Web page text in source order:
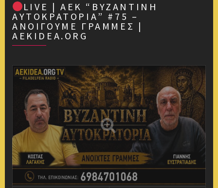
LIVE | ΑΕΚ “ΒΥΖΑΝΤΙΝΉ
ΑΥΤΟΚΡΑΤΟΡΊΑ” #75 –
ΑΝΟΊΓΟΥΜΕ ΓΡΑΜΜΈΣ |
AEKIDEA.ORG